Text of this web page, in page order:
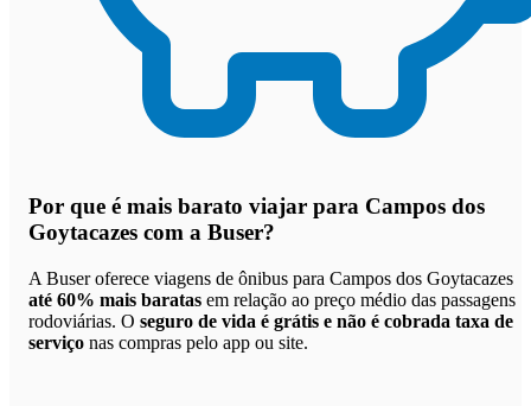
Por que é mais barato viajar para Campos dos
Goytacazes com a Buser?
A Buser oferece viagens de ônibus para Campos dos Goytacazes
até 60% mais baratas em relação ao preço médio das passagens
rodoviárias. O seguro de vida é grátis e não é cobrada taxa de
serviço nas compras pelo app ou site.